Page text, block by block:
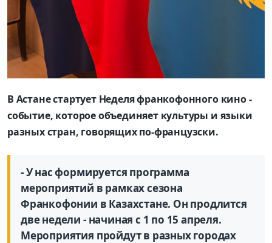
В Астане стартует Неделя франкофонного кино -
событие, которое объединяет культуры и языки
разных стран, говорящих по-французски.
- У нас формируется программа
мероприятий в рамках сезона
Франкофонии в Казахстане. Он продлится
две недели - начиная с 1 по 15 апреля.
Мероприятия пройдут в разных городах